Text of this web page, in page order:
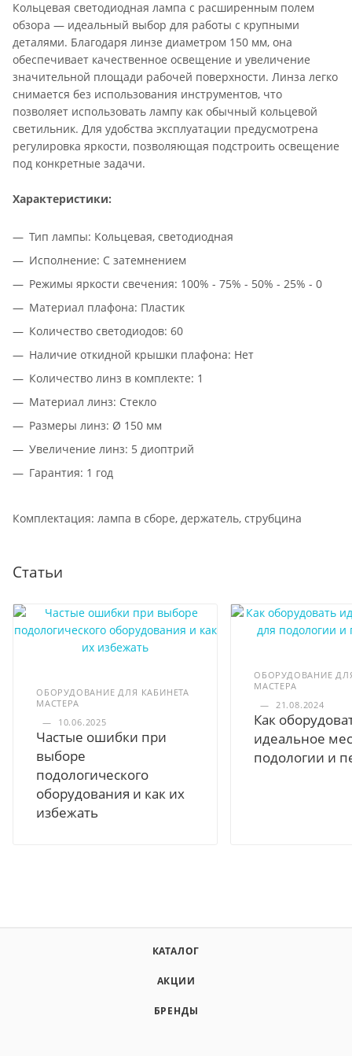
Кольцевая светодиодная лампа с расширенным полем
обзора — идеальный выбор для работы с крупными
деталями. Благодаря линзе диаметром 150 мм, она
обеспечивает качественное освещение и увеличение
значительной площади рабочей поверхности. Линза легко
снимается без использования инструментов, что
позволяет использовать лампу как обычный кольцевой
светильник. Для удобства эксплуатации предусмотрена
регулировка яркости, позволяющая подстроить освещение
под конкретные задачи.
Характеристики:
Тип лампы: Кольцевая, светодиодная
Исполнение: С затемнением
Режимы яркости свечения: 100% - 75% - 50% - 25% - 0
Материал плафона: Пластик
Количество светодиодов: 60
Наличие откидной крышки плафона: Нет
Количество линз в комплекте: 1
Материал линз: Стекло
Размеры линз: Ø 150 мм
Увеличение линз: 5 диоптрий
Гарантия: 1 год
Комплектация: лампа в сборе, держатель, струбцина
Статьи
ОБОРУДОВАНИЕ ДЛЯ КАБИНЕТА
МАСТЕРА
—
10.06.2025
Частые ошибки при
выборе
подологического
оборудования и как их
избежать
ОБОРУДОВАНИЕ
МАСТЕРА
—
21.08.2024
Как
идеальное
подологии и
КАТАЛОГ
АКЦИИ
БРЕНДЫ